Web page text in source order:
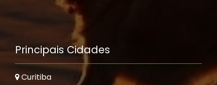
Principais Cidades
Curitiba